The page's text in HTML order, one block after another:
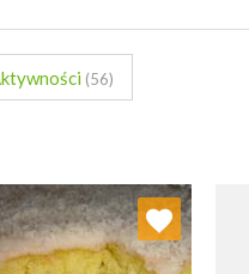
(56)
do ulubionych
Wybierz listę: